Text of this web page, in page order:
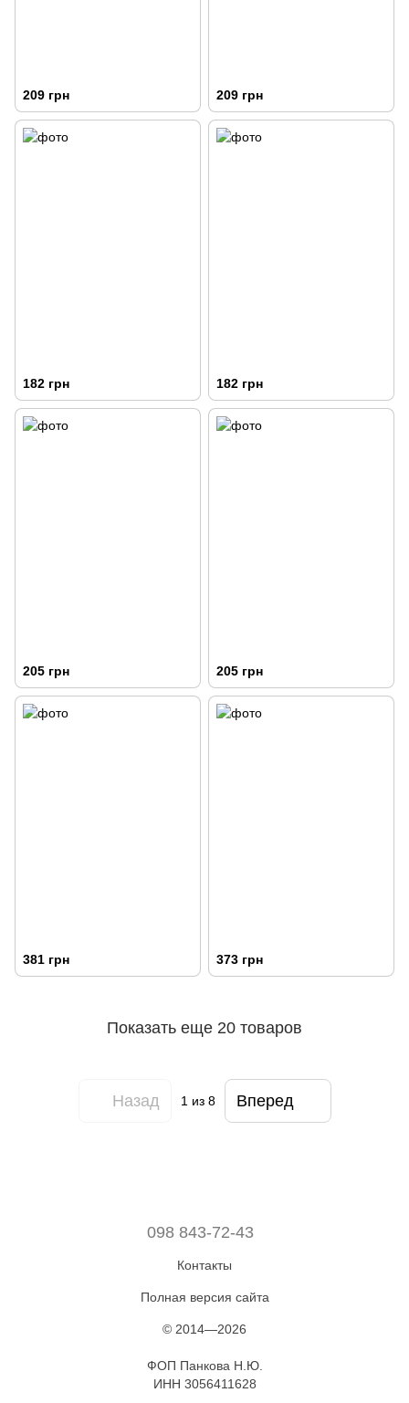
209 грн 209 грн
182 грн 182 грн
205 грн 205 грн
381 грн 373 грн
Показать еще 20 товаров
Назад 1 из 8 Вперед
098 843-72-43
Контакты
Полная версия сайта
© 2014—2026
ФОП Панкова Н.Ю.
ИНН 3056411628